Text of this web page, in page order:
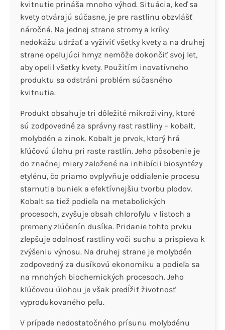
kvitnutie prináša mnoho výhod. Situácia, keď sa
kvety otvárajú súčasne, je pre rastlinu obzvlášť
náročná. Na jednej strane stromy a kríky
nedokážu udržať a vyživiť všetky kvety a na druhej
strane opeľujúci hmyz nemôže dokončiť svoj let,
aby opelil všetky kvety. Použitím inovatívneho
produktu sa odstráni problém súčasného
kvitnutia.
Produkt obsahuje tri dôležité mikroživiny, ktoré
sú zodpovedné za správny rast rastliny – kobalt,
molybdén a zinok. Kobalt je prvok, ktorý hrá
kľúčovú úlohu pri raste rastlín. Jeho pôsobenie je
do značnej miery založené na inhibícii biosyntézy
etylénu, čo priamo ovplyvňuje oddialenie procesu
starnutia buniek a efektívnejšiu tvorbu plodov.
Kobalt sa tiež podieľa na metabolických
procesoch, zvyšuje obsah chlorofylu v listoch a
premeny zlúčenín dusíka. Pridanie tohto prvku
zlepšuje odolnosť rastliny voči suchu a prispieva k
zvýšeniu výnosu. Na druhej strane je molybdén
zodpovedný za dusíkovú ekonomiku a podieľa sa
na mnohých biochemických procesoch. Jeho
kľúčovou úlohou je však predĺžiť životnosť
vyprodukovaného peľu.
V prípade nedostatočného prísunu molybdénu